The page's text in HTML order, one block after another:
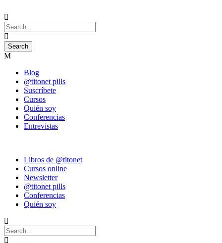
Blog
@titonet pills
Suscríbete
Cursos
Quién soy
Conferencias
Entrevistas
Libros de @titonet
Cursos online
Newsletter
@titonet pills
Conferencias
Quién soy